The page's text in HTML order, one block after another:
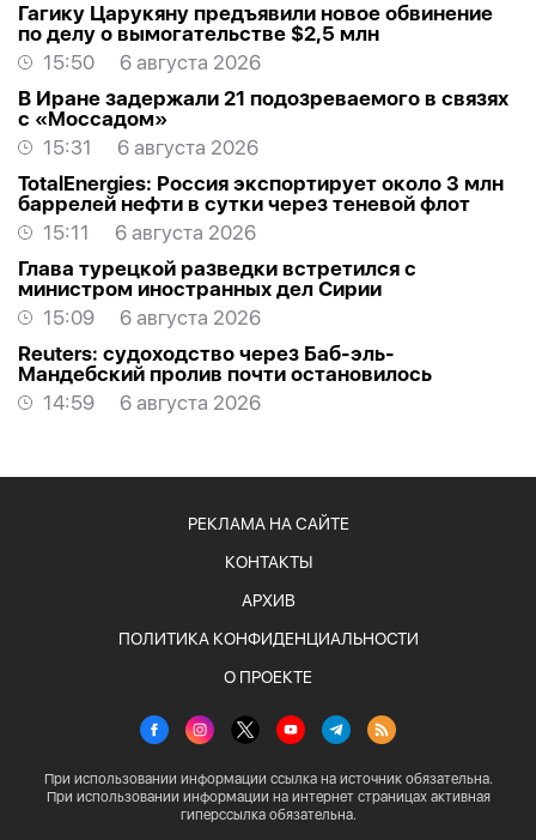
Гагику Царукяну предъявили новое обвинение
по делу о вымогательстве $2,5 млн
15:50
6 августа 2026
В Иране задержали 21 подозреваемого в связях
с «Моссадом»
15:31
6 августа 2026
TotalEnergies: Россия экспортирует около 3 млн
баррелей нефти в сутки через теневой флот
15:11
6 августа 2026
Глава турецкой разведки встретился с
министром иностранных дел Сирии
15:09
6 августа 2026
Reuters: судоходство через Баб-эль-
Мандебский пролив почти остановилось
14:59
6 августа 2026
РЕКЛАМА НА САЙТЕ
КОНТАКТЫ
АРХИВ
ПОЛИТИКА КОНФИДЕНЦИАЛЬНОСТИ
О ПРОЕКТЕ
При использовании информации ссылка на источник обязательна.
При использовании информации на интернет страницах активная
гиперссылка обязательна.